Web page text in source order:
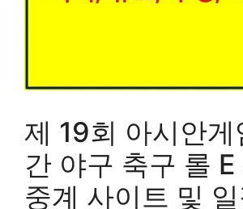
제 19회 아시안게
간 야구 축구 롤
중계 사이트 및